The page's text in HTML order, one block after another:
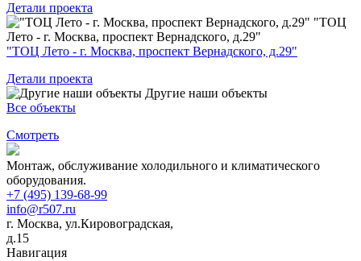
Детали проекта
"ТОЦ
Лето - г. Москва, проспект Вернадского, д.29"
"ТОЦ Лето - г. Москва, проспект Вернадского, д.29"
Детали проекта
Другие наши объекты
Все объекты
Смотреть
Монтаж, обслуживание холодильного и климатического
оборудования.
+7 (495) 139-68-99
info@r507.ru
г. Москва, ул.Кировоградская,
д.15
Навигация